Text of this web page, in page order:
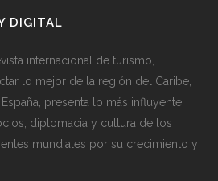
DIGITAL
internacional de turismo,
lo mejor de la región del Caribe,
presenta lo más influyente
diplomacia y cultura de los
mundiales por su crecimiento y